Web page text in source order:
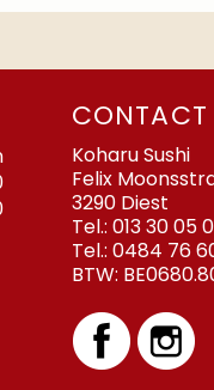
Koharu Sushi
Felix
3290 Diest
Tel.: 013 30 05
Tel.: 0484 76
BTW: